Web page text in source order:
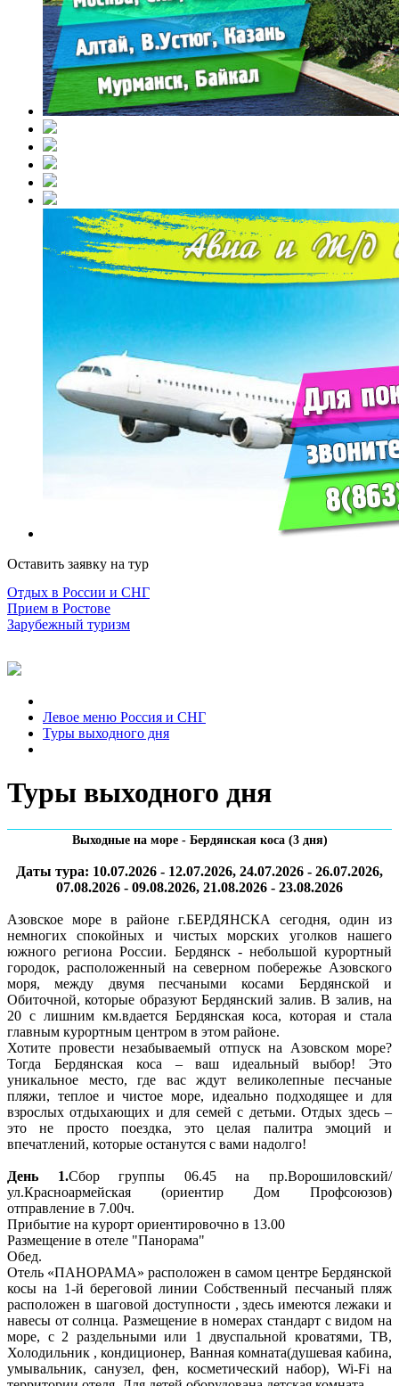
Оставить заявку на тур
Отдых в России и СНГ
Прием в Ростове
Зарубежный туризм
Левое меню Россия и СНГ
Туры выходного дня
Туры выходного дня
Выходные на море - Бердянская коса (3 дня)
Даты тура: 10.07.2026 - 12.07.2026, 24.07.2026 - 26.07.2026,
07.08.2026 - 09.08.2026, 21.08.2026 - 23.08.2026
Азовское море в районе г.БЕРДЯНСКА сегодня, один из
немногих спокойных и чистых морских уголков нашего
южного региона России. Бердянск - небольшой курортный
городок, расположенный на северном побережье Азовского
моря, между двумя песчаными косами Бердянской и
Обиточной, которые образуют Бердянский залив. В залив, на
20 с лишним км.вдается Бердянская коса, которая и стала
главным курортным центром в этом районе.
Хотите провести незабываемый отпуск на Азовском море?
Тогда Бердянская коса – ваш идеальный выбор! Это
уникальное место, где вас ждут великолепные песчаные
пляжи, теплое и чистое море, идеально подходящее и для
взрослых отдыхающих и для семей с детьми. Отдых здесь –
это не просто поездка, это целая палитра эмоций и
впечатлений, которые останутся с вами надолго!
День 1.Сбор группы 06.45 на пр.Ворошиловский/
ул.Красноармейская (ориентир Дом Профсоюзов)
отправление в 7.00ч.
Прибытие на курорт ориентировочно в 13.00
Размещение в отеле "Панорама"
Обед.
Отель «ПАНОРАМА» расположен в самом центре Бердянской
косы на 1-й береговой линии Собственный песчаный пляж
расположен в шаговой доступности , здесь имеются лежаки и
навесы от солнца. Размещение в номерах стандарт с видом на
море, с 2 раздельными или 1 двуспальной кроватями, ТВ,
Холодильник , кондиционер, Ванная комната(душевая кабина,
умывальник, санузел, фен, косметический набор), Wi-Fi на